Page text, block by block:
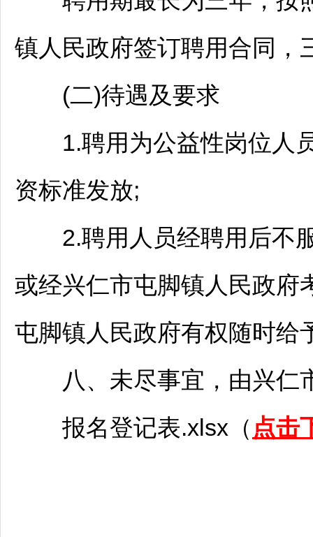
镇人民政府签订聘用合同，
(二)待遇及要求
1.聘用为公益性岗位人
资标准发放;
2.聘用人员经聘用后不服
或经兴仁市屯脚镇人民政府
屯脚镇人民政府有权随时给
八、未尽事宜，由兴仁
报名登记表.xlsx（ 点击